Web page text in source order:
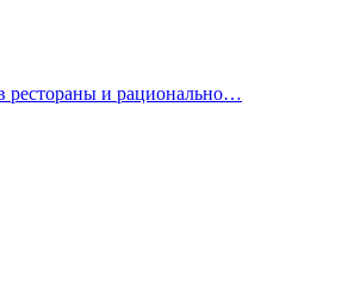
рестораны и рационально…